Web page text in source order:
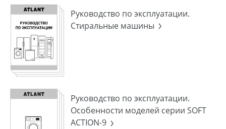
Руководство по эксплуатации.
Стиральные машины
Руководство по эксплуатации.
Особенности моделей серии SOFT
ACTION-9